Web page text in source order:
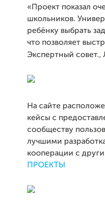
«Проект показал
школьников.
ребёнку выбрать
что позволяет
Экспертный
На сайте
кейсы с
сообществу
лучшими
кооперации с
ПРОЕКТЫ